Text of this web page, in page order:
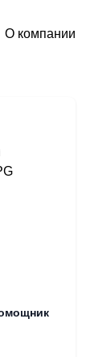
О компании